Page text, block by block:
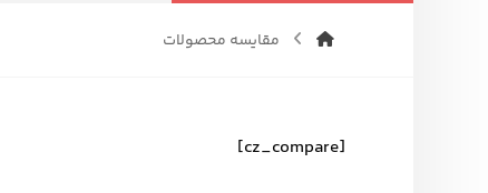
مقایسه محصولات
[cz_compare]